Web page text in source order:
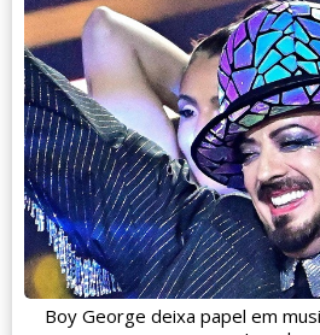
Boy George deixa papel em